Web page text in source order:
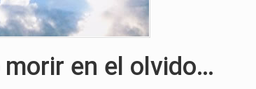
en el olvido…